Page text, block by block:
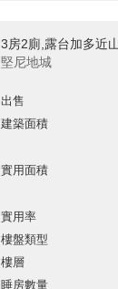
3房2廁,露台加多近
堅尼地城
出售
建築面積
實用面積
實用率
樓盤類型
樓層
睡房數量